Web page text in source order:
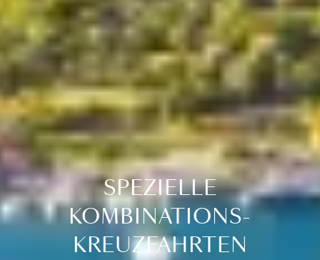
SPEZIELLE
KOMBINATIONS-
KREUZFAHRTEN